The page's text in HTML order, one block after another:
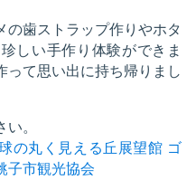
の歯ストラップ作りやホタ
しい手作り体験ができま
って思い出に持ち帰りまし
。
の丸く見える丘展望館 ゴ
子市観光協会